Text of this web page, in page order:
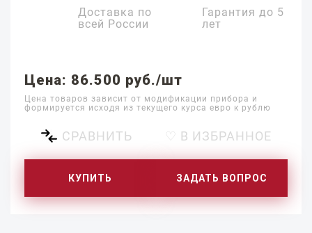
Доставка по
всей России
Гарантия до 5
лет
Цена: 86.500 руб./шт
Цена товаров зависит от модификации прибора и
формируется исходя из текущего курса евро к рублю
СРАВНИТЬ ♡ В ИЗБРАННОЕ
КУПИТЬ ЗАДАТЬ ВОПРОС